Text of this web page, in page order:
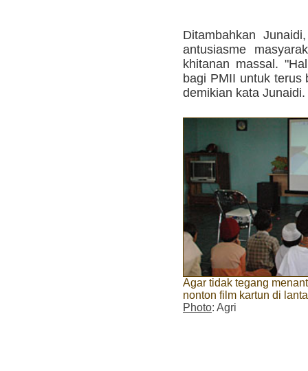
Ditambahkan
antusiasme
khitanan massal.
bagi PMII untuk terus
demikian kata Junaidi.
Agar tidak tegang
nonton film kartun di
Photo: Agri